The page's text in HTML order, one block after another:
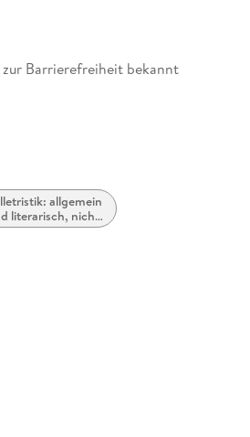
Barrierefreiheit bekannt
allgemein
literarisch, nicht
nach Genre